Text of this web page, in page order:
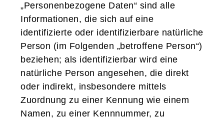
„Personenbezogene Daten“ sind alle
Informationen, die sich auf eine
identifizierte oder identifizierbare natürliche
Person (im Folgenden „betroffene Person“)
beziehen; als identifizierbar wird eine
natürliche Person angesehen, die direkt
oder indirekt, insbesondere mittels
Zuordnung zu einer Kennung wie einem
Namen, zu einer Kennnummer, zu